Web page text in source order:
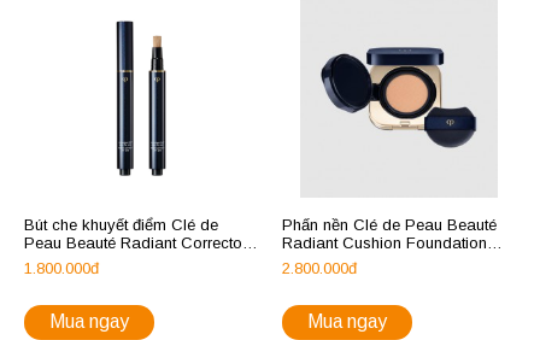
Bút che khuyết điểm Clé de
Peau Beauté Radiant Corrector
For Eyes
1.800.000đ
Mua ngay
Phấn nền Clé de Peau Beauté
Radiant Cushion Foundation
Natural
2.800.000đ
Mua ngay